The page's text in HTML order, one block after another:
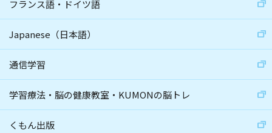
フランス語・ドイツ語
Japanese（日本語）
通信学習
学習療法・脳の健康教室・KUMONの脳トレ
くもん出版